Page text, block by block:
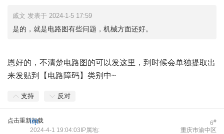
戚文 发表于 2024-1-5 17:59
是的，就是电路图有些问题，机械方面还好。
恩好的，不清楚电路图的可以发这里，到时候会单独提取出
来发贴到【电路障码】类别中~
支持 反对
点击重新加载 6#
lifjt
2024-4-1 19:04:03IP属地: 重庆市渝中区